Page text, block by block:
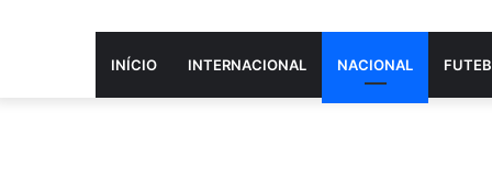
INÍCIO INTERNACIONAL NACIONAL